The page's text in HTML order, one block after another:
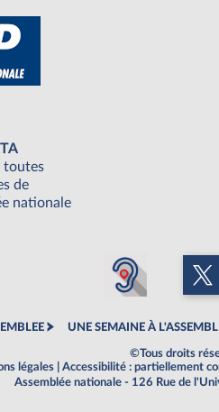
toutes
de
nationale
UNE SEMAINE À
©Tous droits
légales
Accessibilité : partiellement
Assemblée nationale - 126 Rue de